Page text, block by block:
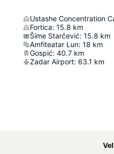
Ustashe Concentration
Fortica: 15.8 km
Šime Starčević: 15.8 km
Amfiteatar Lun: 18 km
Gospić: 40.7 km
Zadar Airport: 63.1 km